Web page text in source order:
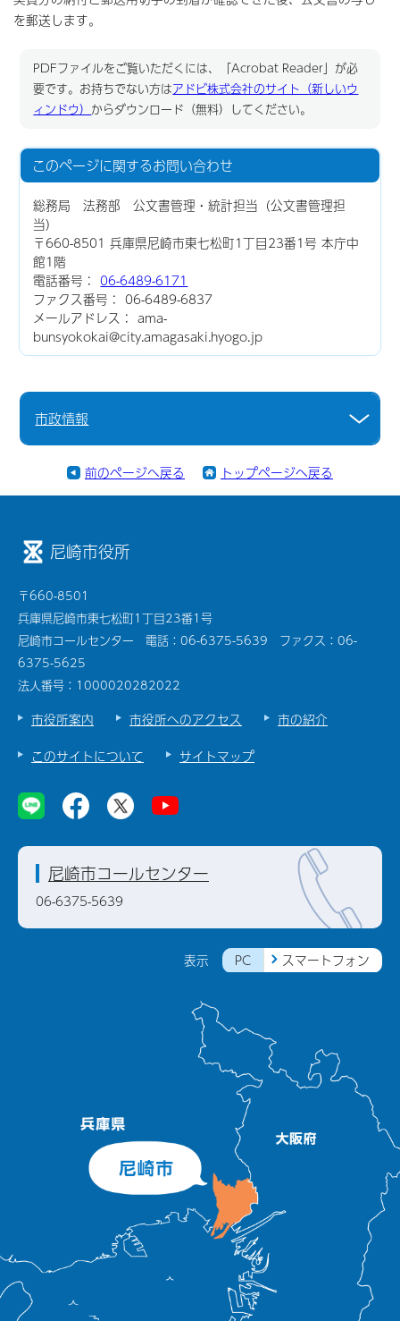
を郵送します。
PDFファイルをご覧いただくには、「Acrobat Reader」が必
要です。お持ちでない方はアドビ株式会社のサイト（新しいウ
ィンドウ） からダウンロード（無料）してください。
このページに関するお問い合わせ
総務局 法務部 公文書管理・統計担当（公文書管理担
当）
〒660-8501 兵庫県尼崎市東七松町1丁目23番1号 本庁中
館1階
電話番号：06-6489-6171
ファクス番号： 06-6489-6837
メールアドレス： ama-
bunsyokokai@city.amagasaki.hyogo.jp
市政情報
前のページへ戻る トップページへ戻る
尼崎市役所
〒660-8501
兵庫県尼崎市東七松町1丁目23番1号
尼崎市コールセンター 電話：06-6375-5639 ファクス：06-
6375-5625
法人番号：1000020282022
市役所案内 市役所へのアクセス
市の紹介
このサイトについて
サイトマップ
表示 PC スマートフォン
尼崎市コールセンター
06-6375-5639